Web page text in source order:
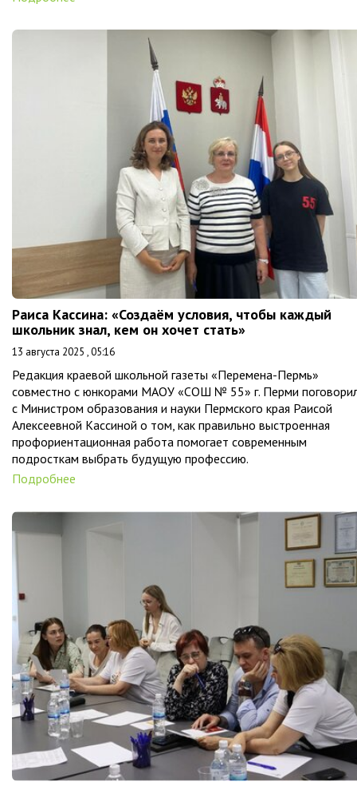
Раиса Кассина: «Создаём условия, чтобы каждый
школьник знал, кем он хочет стать»
13 августа 2025 , 05:16
Редакция краевой школьной газеты «Перемена-Пермь»
совместно с юнкорами МАОУ «СОШ № 55» г. Перми
с Министром образования и науки Пермского края Раисой
Алексеевной Кассиной о том, как правильно выстроенная
профориентационная работа помогает современным
подросткам выбрать будущую профессию.
Подробнее